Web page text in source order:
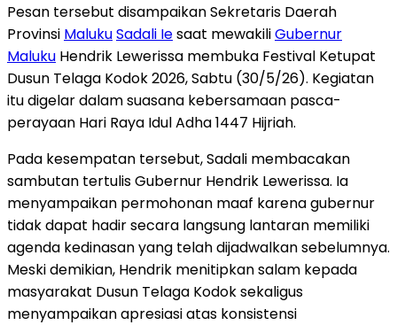
Pesan tersebut disampaikan Sekretaris Daerah
Provinsi MalukuSadali Iesaat mewakiliGubernur
Maluku Hendrik Lewerissa membuka Festival Ketupat
Dusun Telaga Kodok 2026, Sabtu (30/5/26). Kegiatan
itu digelar dalam suasana kebersamaan pasca-
perayaan Hari Raya Idul Adha 1447 Hijriah.
Pada kesempatan tersebut, Sadali membacakan
sambutan tertulis Gubernur Hendrik Lewerissa. Ia
menyampaikan permohonan maaf karena gubernur
tidak dapat hadir secara langsung lantaran memiliki
agenda kedinasan yang telah dijadwalkan sebelumnya.
Meski demikian, Hendrik menitipkan salam kepada
masyarakat Dusun Telaga Kodok sekaligus
menyampaikan apresiasi atas konsistensi